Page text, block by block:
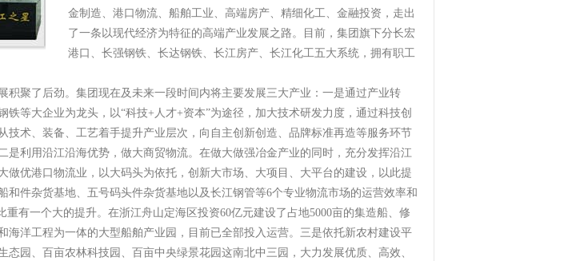
金制造、港口物流、船舶工业、高端房产、精细化工、金融投资，走出
了一条以现代经济为特征的高端产业发展之路。目前，集团旗下分长宏
港口、长强钢铁、长达钢铁、长江房产、长江化工五大系统，拥有职工
积聚了后劲。集团现在及未来一段时间内将主要发展三大产业：一是通过产业转
铁等大企业为龙头，以“科技+人才+资本”为途径，加大技术研发力度，通过科技创
技术、装备、工艺着手提升产业层次，向自主创新创造、品牌标准再造等服务环节
是利用沿江沿海优势，做大商贸物流。在做大做强冶金产业的同时，充分发挥沿江
做优港口物流业，以大码头为依托，创新大市场、大项目、大平台的建设，以此提
和件杂货基地、五号码头件杂货基地以及长江钢管等6个专业物流市场的运营效率和
重有一个大的提升。在浙江舟山定海区投资60亿元建设了占地5000亩的集造船、修
海洋工程为一体的大型船舶产业园，目前已全部投入运营。三是依托新农村建设平
态园、百亩农林科技园、百亩中央绿景花园这南北中三园，大力发展优质、高效、